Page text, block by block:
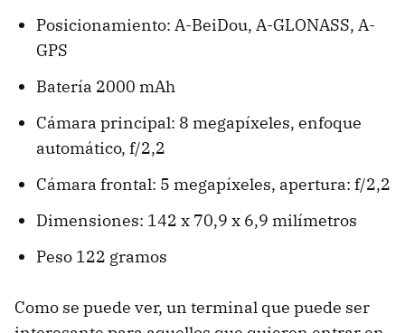
Posicionamiento: A-BeiDou, A-GLONASS, A-
GPS
Batería 2000 mAh
Cámara principal: 8 megapíxeles, enfoque
automático, f/2,2
Cámara frontal: 5 megapíxeles, apertura: f/2,2
Dimensiones: 142 x 70,9 x 6,9 milímetros
Peso 122 gramos
Como se puede ver, un terminal que puede ser